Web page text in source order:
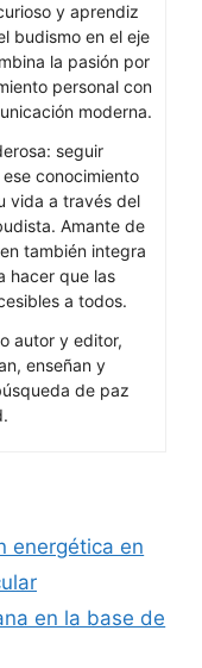
y aprendiz
budismo en el eje
la pasión por
personal con
moderna.
seguir
conocimiento
vida a través del
Amante de
también integra
hacer que las
a todos.
autor y editor,
enseñan y
de paz
energética en
en la base de